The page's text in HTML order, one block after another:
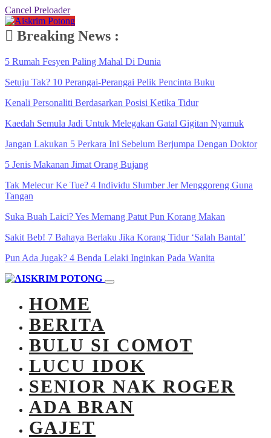
Cancel Preloader
Breaking News :
5 Rumah Fesyen Paling Mahal Di Dunia
Setuju Tak? 10 Perangai-Perangai Pelik Pencinta Buku
Kenali Personaliti Berdasarkan Posisi Ketika Tidur
Kaedah Semula Jadi Untuk Melegakan Gatal Gigitan Nyamuk
Jangan Lakukan 5 Perkara Ini Sebelum Berjumpa Dengan Doktor
5 Jenis Makanan Jimat Orang Bujang
Tak Melecur Ke Tue? 4 Individu Slumber Jer Menggoreng Guna
Tangan
Suka Buah Laici? Yes Memang Patut Pun Korang Makan
Sakit Beb! 7 Bahaya Berlaku Jika Korang Tidur ‘Salah Bantal’
Pun Ada Jugak? 4 Benda Lelaki Inginkan Pada Wanita
HOME
BERITA
BULU SI COMOT
LUCU IDOK
SENIOR NAK ROGER
ADA BRAN
GAJET